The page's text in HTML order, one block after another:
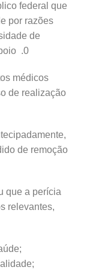
federal que
por razões
de
.0
médicos
de realização
de remoção
que a perícia
relevantes,